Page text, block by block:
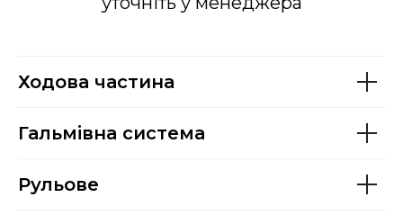
Ходова частина
Гальмівна система
Рульове